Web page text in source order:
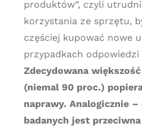
produktów”, czyli
korzystania ze sprzętu,
częściej kupować nowe
przypadkach odpowiedzi
Zdecydowana
(niemal 90 proc.)
naprawy. Analogicznie
badanych jest